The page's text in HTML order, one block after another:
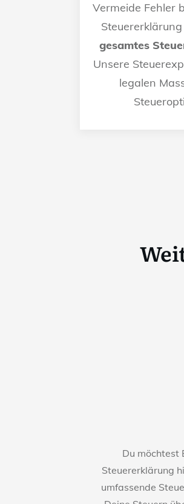
Vermeide Fehler
gesamtes
Unsere
legalen
Du möchtest
Steuererklärung
umfassende